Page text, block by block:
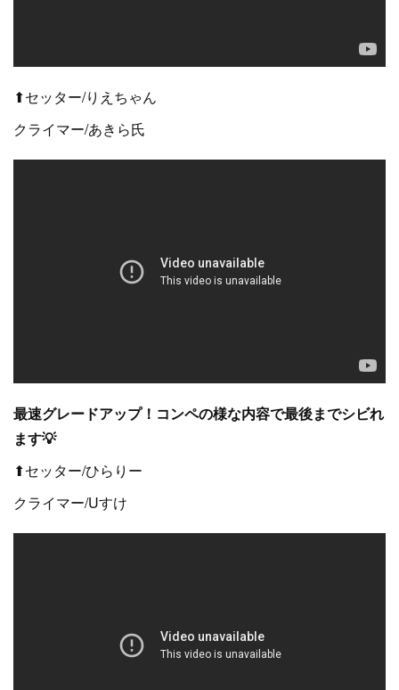
⬆セッター/りえちゃん
クライマー/あきら氏
最速グレードアップ！コンペの様な内容で最後までシビれ
ます💡
⬆セッター/ひらりー
クライマー/Uすけ